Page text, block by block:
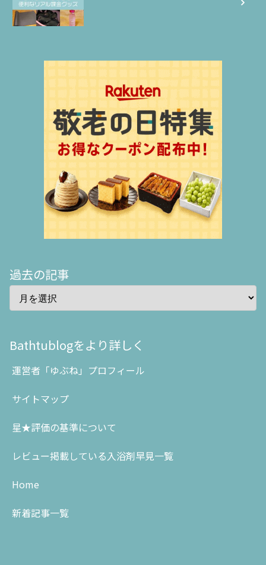
過去の記事
Bathtublogをより詳しく
運営者「ゆぶね」プロフィール
サイトマップ
星★評価の基準について
レビュー掲載している入浴剤早見一覧
Home
新着記事一覧